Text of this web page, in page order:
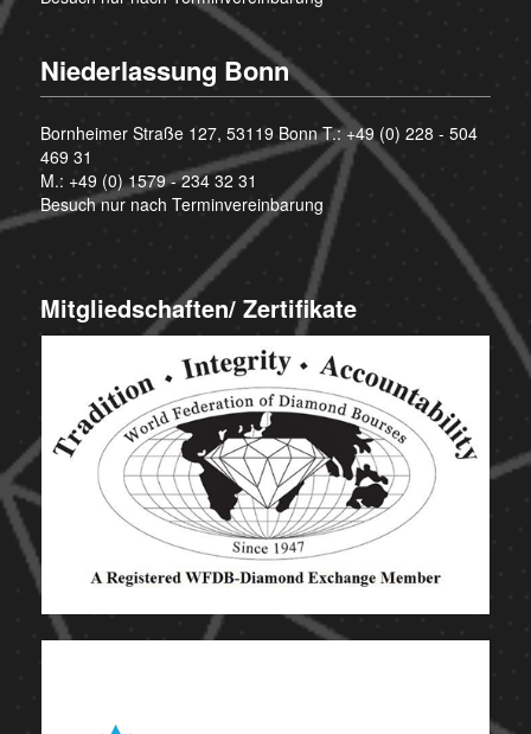
Niederlassung Bonn
Bornheimer Straße 127, 53119 Bonn T.:+49 (0) 228 - 504
469 31
M.: +49 (0) 1579 - 234 32 31
Besuch nur nach Terminvereinbarung
Mitgliedschaften/ Zertifikate